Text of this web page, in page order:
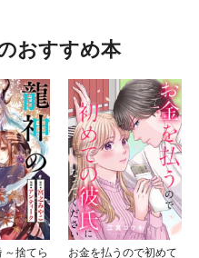
おすすめ本
～捨てら
お金を払うので初めて